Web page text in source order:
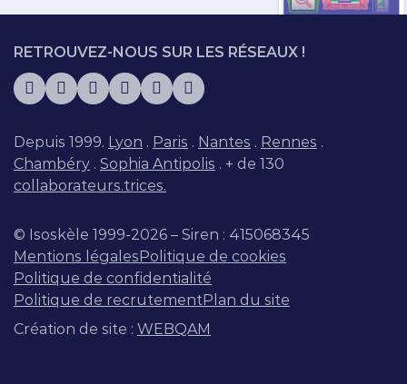
RETROUVEZ-NOUS SUR LES RÉSEAUX !
Depuis 1999. Lyon . Paris . Nantes . Rennes .
Chambéry . Sophia Antipolis . + de 130
collaborateurs.trices.
© Isoskèle 1999-2026 – Siren : 415068345
Mentions légalesPolitique de cookies
Politique de confidentialité
Politique de recrutementPlan du site
Création de site : WEBQAM